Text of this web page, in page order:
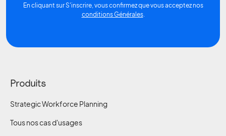
En cliquant sur S'inscrire, vous confirmez que vous acceptez nos
conditions Générales.
Produits
Strategic Workforce Planning
Tous nos cas d'usages